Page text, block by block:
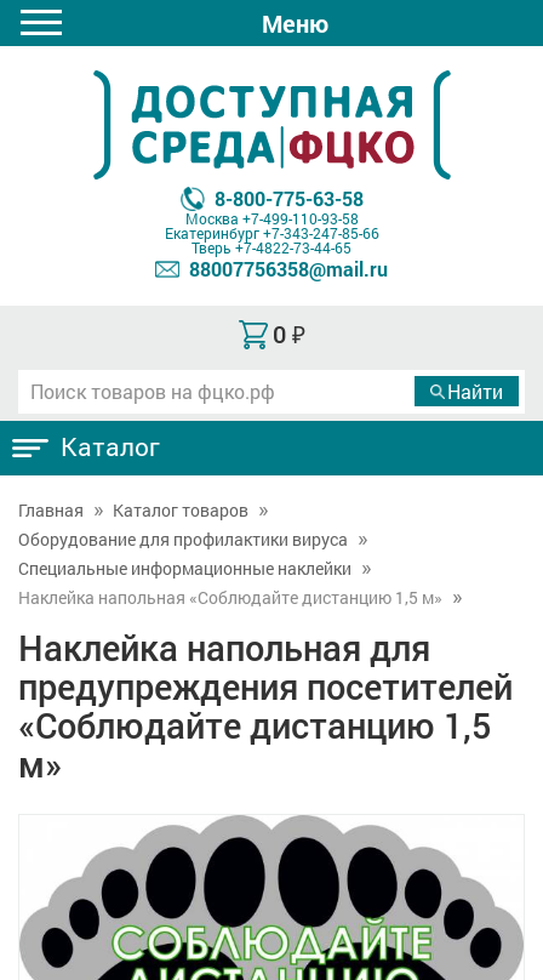
Меню
8-800-775-63-58
Москва +7-499-110-93-58
Екатеринбург+7-343-247-85-66
Тверь +7-4822-73-44-65
88007756358@mail.ru
0 ₽
Каталог
Главная
Каталог товаров
Оборудование для профилактики вируса
Специальные информационные наклейки
Наклейка напольная «Соблюдайте дистанцию 1,5 м»
Наклейка напольная для
предупреждения посетителей
«Соблюдайте дистанцию 1,5
м»